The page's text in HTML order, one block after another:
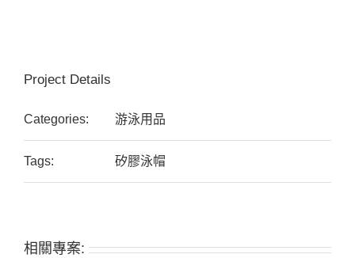
Project Details
Categories: 游泳用品
Tags: 矽膠泳帽
相關專案: